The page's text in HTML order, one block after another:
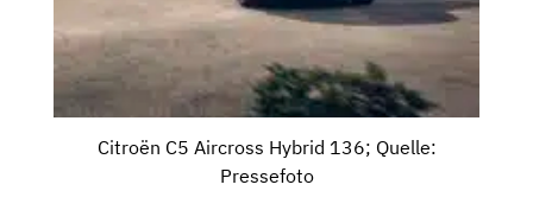
Citroën C5 Aircross Hybrid 136; Quelle:
Pressefoto